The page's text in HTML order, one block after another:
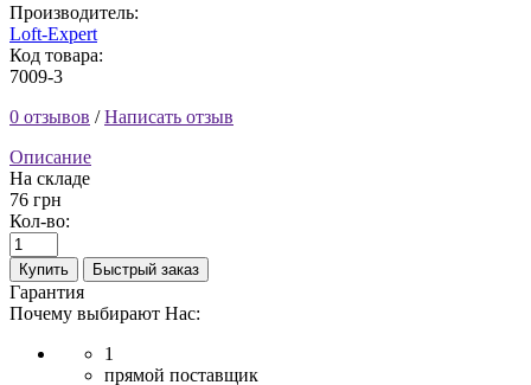
Производитель:
Loft-Expert
Код товара:
7009-3
0 отзывов /Написать отзыв
Описание
На складе
76 грн
Кол-во:
Купить Быстрый заказ
Гарантия
Почему выбирают Нас:
1
прямой поставщик